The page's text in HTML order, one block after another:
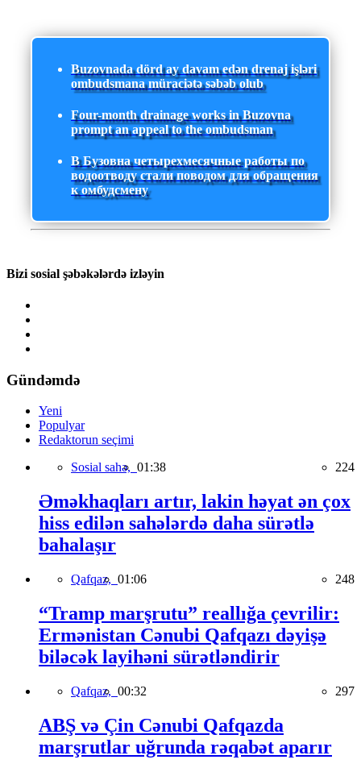
Buzovnada dörd ay davam edən drenaj işləri
ombudsmana müraciətə səbəb olub
Four-month drainage works in Buzovna
prompt an appeal to the ombudsman
В Бузовна четырехмесячные работы по
водоотводу стали поводом для обращения
к омбудсмену
Bizi sosial şəbəkələrdə izləyin
Gündəmdə
Yeni
Populyar
Redaktorun seçimi
Sosial sahə, 01:38 224
Əməkhaqları artır, lakin həyat ən çox
hiss edilən sahələrdə daha sürətlə
bahalaşır
Qafqaz, 01:06 248
“Tramp marşrutu” reallığa çevrilir:
Ermənistan Cənubi Qafqazı dəyişə
biləcək layihəni sürətləndirir
Qafqaz, 00:32 297
ABŞ və Çin Cənubi Qafqazda
marşrutlar uğrunda rəqabət aparır